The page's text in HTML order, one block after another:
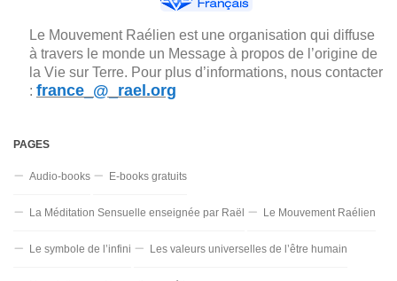
Le Mouvement Raélien est une organisation qui diffuse
à travers le monde un Message à propos de l’origine de
la Vie sur Terre. Pour plus d’informations, nous contacter
: france_@_rael.org
PAGES
Audio-books E-books gratuits
La Méditation Sensuelle enseignée par Raël Le Mouvement Raélien
Le symbole de l’infini Les valeurs universelles de l’être humain